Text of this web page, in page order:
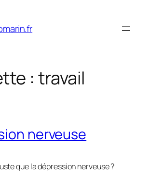
: travail
nerveuse
que la dépression nerveuse ?